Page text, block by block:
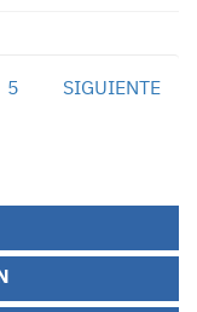
5 SIGUIENTE